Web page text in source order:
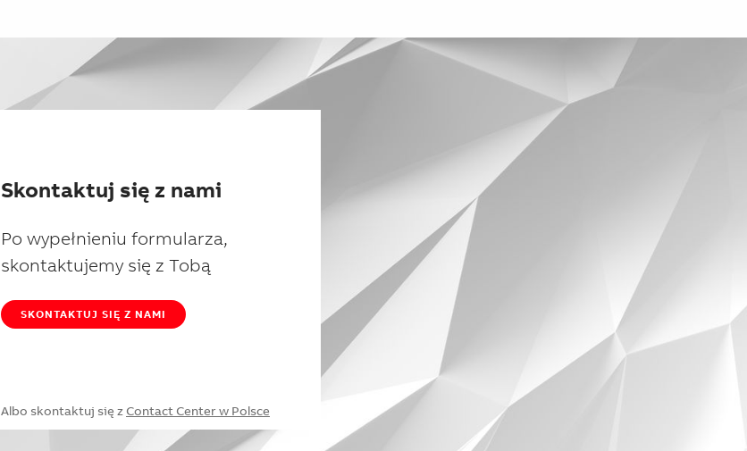
Skontaktuj się z nami
Po wypełnieniu formularza,
skontaktujemy się z Tobą
SKONTAKTUJ SIĘ Z NAMI
Albo skontaktuj się z Contact Center w Polsce